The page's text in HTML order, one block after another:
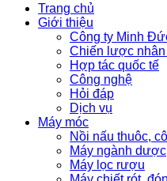
Trang chủ
Giới thiệu
Công ty Minh
Chiến lược
Hợp tác quốc tế
Công nghệ
Hỏi đáp
Dịch vụ
Máy móc
Nồi nấu thuôc,
Máy ngành dược
Máy lọc rượu